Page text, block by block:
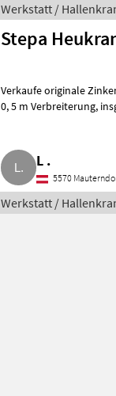
Werkstatt /
Stepa
Verkaufe originale
0, 5 m Verbreiterung, insgesamt 1 m. Sind mit Knotenblechen verstärkt und
L .
5570
Werkstatt /